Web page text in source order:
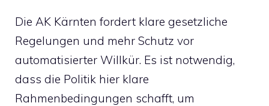
Die AK Kärnten fordert klare gesetzliche
Regelungen und mehr Schutz vor
automatisierter Willkür. Es ist notwendig,
dass die Politik hier klare
Rahmenbedingungen schafft, um